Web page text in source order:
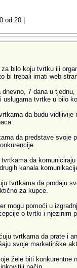
od 20 |
bilo koju tvrtku ili
bi trebali imati web
7 dana u tjednu,
tvrtke u bilo
da budu vidljivije
da predstave svoje
da
kanala
tvrtkama da prodaju
za kupce.
mogu pomoći u
o tvrtki i njezinim
tvrtkama da prate i
svoje marketinške
žele biti konkurentne
način.